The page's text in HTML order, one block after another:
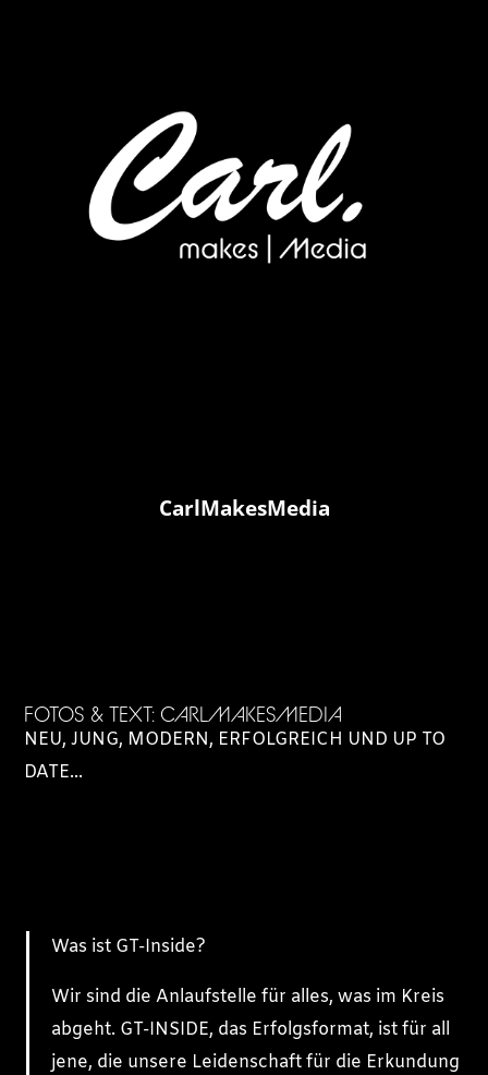
CarlMakesMedia
FOTOS & TEXT: CARLMAKESMEDIA
NEU, JUNG, MODERN, ERFOLGREICH UND UP TO
DATE...
Was ist GT-Inside?
Wir sind die Anlaufstelle für alles, was im Kreis
abgeht. GT-INSIDE, das Erfolgsformat, ist für all
jene, die unsere Leidenschaft für die Erkundung